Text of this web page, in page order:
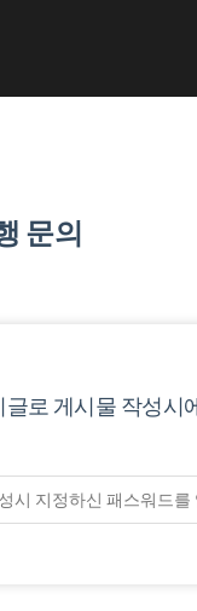
문의
로 게시물 작성